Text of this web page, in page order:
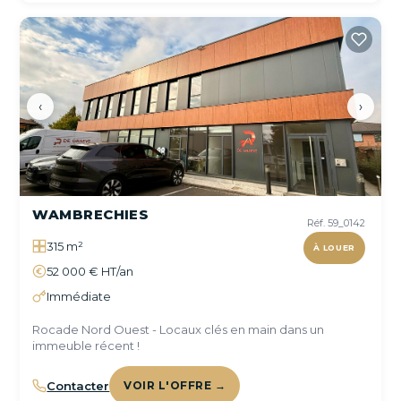
‹ ›
Réf. 59_0142
À LOUER
WAMBRECHIES
315 m²
52 000 € HT/an
Immédiate
Rocade Nord Ouest - Locaux clés en main dans un
immeuble récent !
Contacter VOIR L'OFFRE →